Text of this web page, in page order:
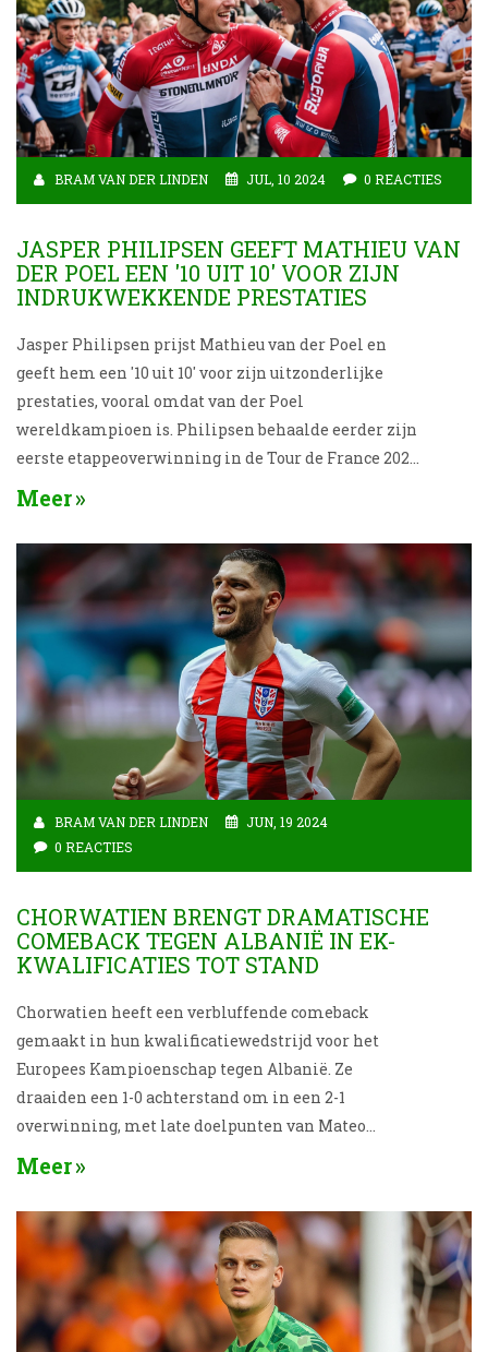
BRAM VAN DER LINDEN JUL, 10 2024 0 REACTIES
JASPER PHILIPSEN GEEFT MATHIEU VAN
DER POEL EEN '10 UIT 10' VOOR ZIJN
INDRUKWEKKENDE PRESTATIES
Jasper Philipsen prijst Mathieu van der Poel en
geeft hem een '10 uit 10' voor zijn uitzonderlijke
prestaties, vooral omdat van der Poel
wereldkampioen is. Philipsen behaalde eerder zijn
eerste etappeoverwinning in de Tour de France 2024,
waarbij hij Biniam Girmay en Pascal Ackermann
Meer
BRAM VAN DER LINDEN
JUN, 19 2024
0 REACTIES
CHORWATIEN BRENGT DRAMATISCHE
COMEBACK TEGEN ALBANIË IN EK-
KWALIFICATIES TOT STAND
Chorwatien heeft een verbluffende comeback
gemaakt in hun kwalificatiewedstrijd voor het
Europees Kampioenschap tegen Albanië. Ze
draaiden een 1-0 achterstand om in een 2-1
overwinning, met late doelpunten van Mateo
Kovačić en Nikola Vlašić. De wedstrijd vond plaats in
ongeveer 10.000 toeschouwers. Met deze overwinning
staat Chorwatien sterk in Groep D.
Meer